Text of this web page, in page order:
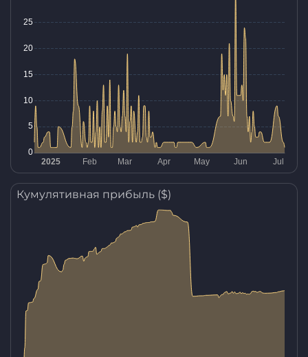
Кумулятивная прибыль ($)